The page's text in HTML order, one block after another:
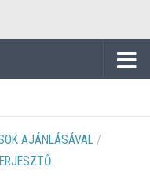
AJÁNLÁSÁVAL /